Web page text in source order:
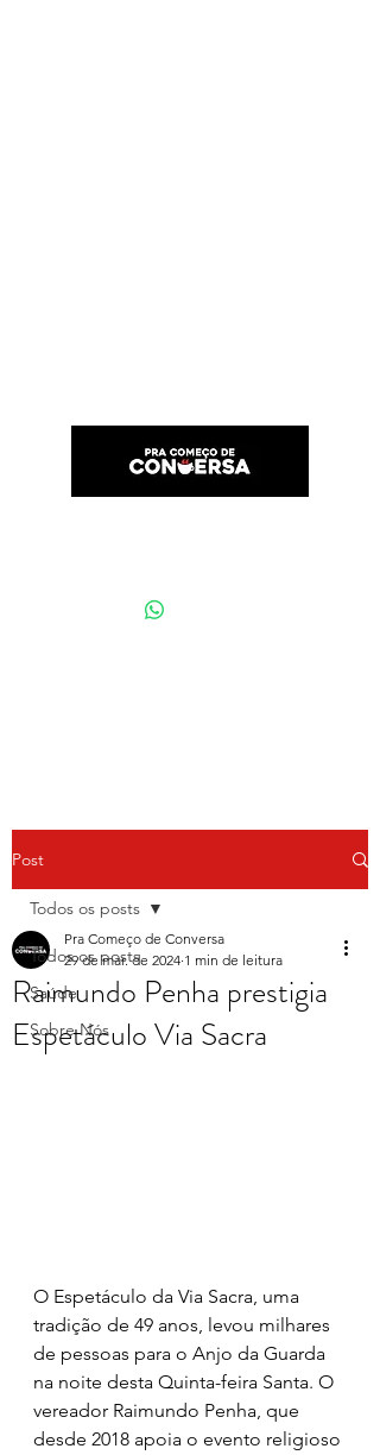
Post
Todos os posts
Saúde
Sobre Nós
Todos os posts
Raimundo Penha prestigia
Espetáculo Via Sacra
Pra Começo de Conversa
29 de mar. de 2024 1 min de leitura
O Espetáculo da Via Sacra, uma
tradição de 49 anos, levou milhares
de pessoas para o Anjo da Guarda
na noite desta Quinta-feira Santa. O
vereador Raimundo Penha, que
desde 2018 apoia o evento religioso